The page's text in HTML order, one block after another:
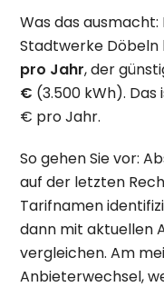
Was das
Stadtwerke
pro Jahr, der
€ (3.500 kWh). Das
€ pro Jahr.
So gehen Sie vor:
auf der letzten
Tarifnamen
dann mit aktuellen
vergleichen. Am
Anbieterwechsel,